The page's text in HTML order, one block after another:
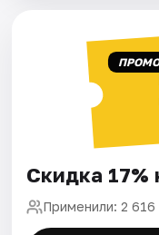
Скидка 17%
Применили: 2 616